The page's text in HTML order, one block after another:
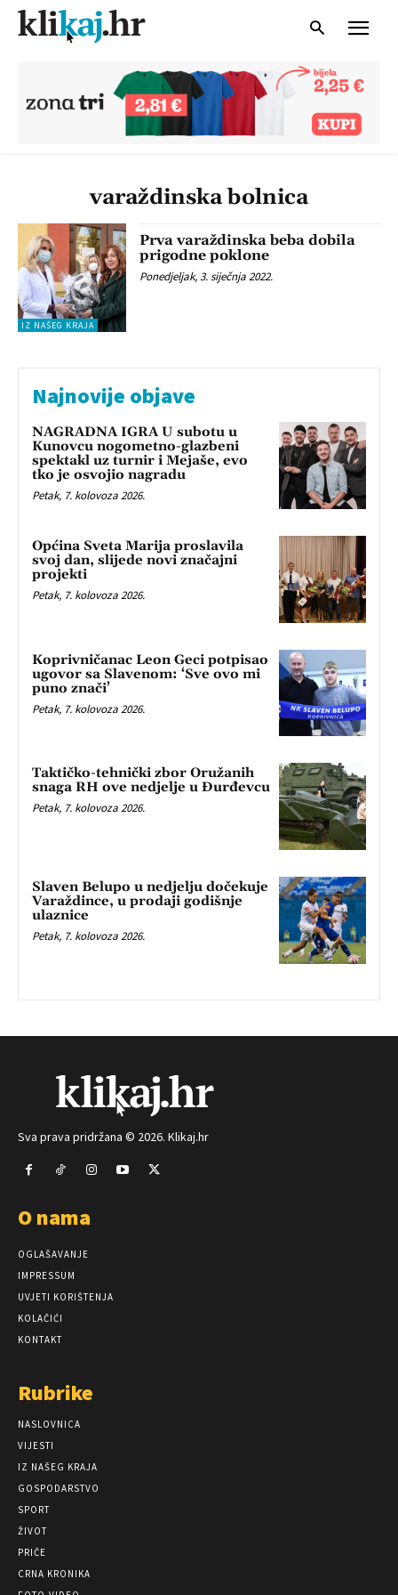
varaždinska bolnica
IZ NAŠEG KRAJA
Prva varaždinska beba dobila
prigodne poklone
Ponedjeljak, 3. siječnja 2022.
Najnovije objave
NAGRADNA IGRA U subotu u
Kunovcu nogometno-glazbeni
spektakl uz turnir i Mejaše, evo
tko je osvojio nagradu
Petak, 7. kolovoza 2026.
Općina Sveta Marija proslavila
svoj dan, slijede novi značajni
projekti
Petak, 7. kolovoza 2026.
Koprivničanac Leon Geci potpisao
ugovor sa Slavenom: ‘Sve ovo mi
puno znači’
Petak, 7. kolovoza 2026.
Taktičko-tehnički zbor Oružanih
snaga RH ove nedjelje u Đurđevcu
Petak, 7. kolovoza 2026.
Slaven Belupo u nedjelju dočekuje
Varaždince, u prodaji godišnje
ulaznice
Petak, 7. kolovoza 2026.
Sva prava pridržana © 2026. Klikaj.hr
O nama
OGLAŠAVANJE
IMPRESSUM
UVJETI KORIŠTENJA
KOLAČIĆI
KONTAKT
Rubrike
NASLOVNICA
VIJESTI
IZ NAŠEG KRAJA
GOSPODARSTVO
SPORT
ŽIVOT
PRIČE
CRNA KRONIKA